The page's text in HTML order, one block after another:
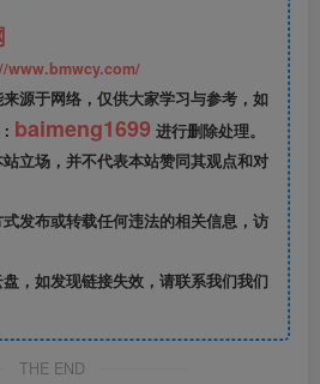
www.bmwcy.com/
源于网络，仅供大家学习与参考，如
baimeng1699 进行删除处理。
立场，并不代表本站赞同其观点和对
发布或转载任何违法的相关信息，访
，如发现链接失效，请联系我们我们
THE END